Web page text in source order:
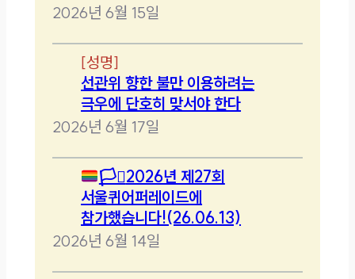
2026년 6월 15일
[성명]
선관위 향한 불만 이용하려는
극우에 단호히 맞서야 한다
2026년 6월 17일
🏳️‍⚧️2026년 제27회
서울퀴어퍼레이드에
참가했습니다!(26.06.13)
2026년 6월 14일